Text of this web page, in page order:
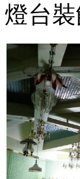
燈台裝